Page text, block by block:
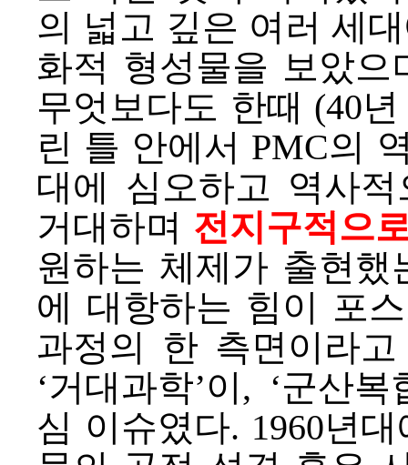
의 넓고 깊은 여러 세
화적 형성물을 보았
무엇보다도 한때 (40
린 틀 안에서 PMC의
대에 심오하고 역사
거대하며 전지구적으
원하는 체제가 출현
에 대항하는 힘이 포
과정의 한 측면이라
‘거대과학’이, ‘군산
심 이슈였다. 1960년